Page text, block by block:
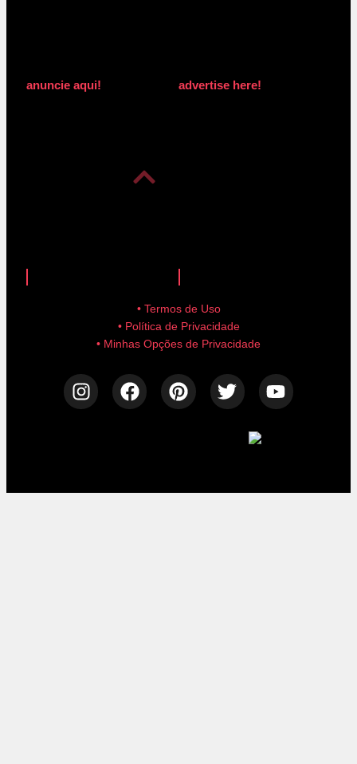
anuncie aqui! advertise here!
• Termos de Uso
• Política de Privacidade
• Minhas Opções de Privacidade